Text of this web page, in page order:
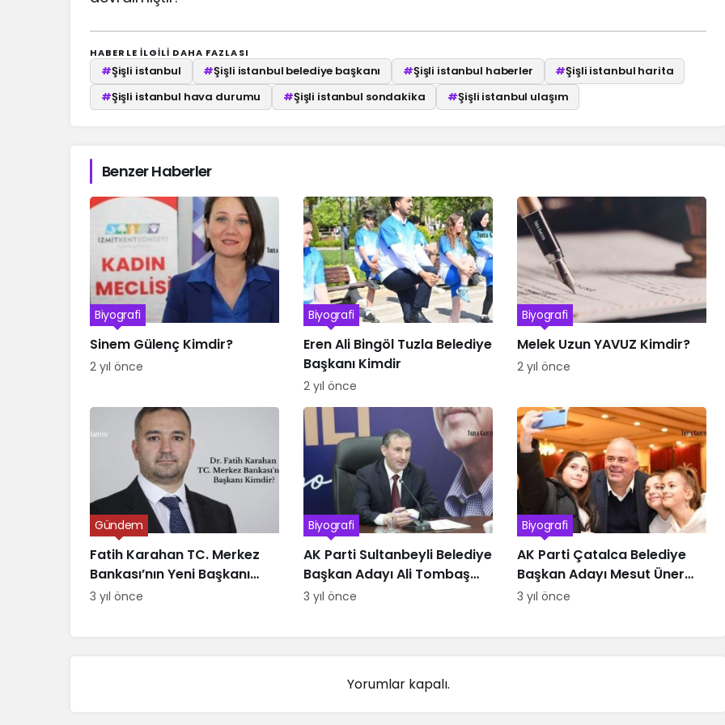
HABERLE ILGILI DAHA FAZLASI
#Şişli istanbul #Şişli istanbul belediye başkanı #Şişli istanbul haberler #Şişli istanbul harita
#Şişli istanbul hava durumu #Şişli istanbul sondakika #Şişli istanbul ulaşım
Benzer Haberler
Sinem Gülenç Kimdir?
Biyografi
2 yıl önce
Eren Ali Bingöl Tuzla Belediye
Başkanı Kimdir
Biyografi
2 yıl önce
Melek Uzun YAVUZ Kimdir?
Biyografi
2 yıl önce
Fatih Karahan TC. Merkez
Bankası’nın Yeni Başkanı
Kimdir
Gündem
3 yıl önce
AK Parti Sultanbeyli Belediye
Başkan Adayı Ali Tombaş
Kimdir
Biyografi
3 yıl önce
AK Parti Çatalca Belediye
Başkan Adayı Mesut Üner
kimdir
Biyografi
3 yıl önce
Yorumlar kapalı.